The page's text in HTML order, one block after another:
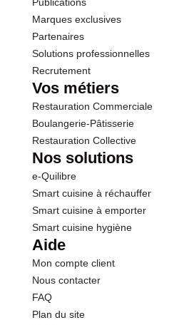
Marques exclusives
Partenaires
Solutions professionnelles
Recrutement
Vos métiers
Restauration Commerciale
Boulangerie-Pâtisserie
Restauration Collective
Nos solutions
e-Quilibre
Smart cuisine à réchauffer
Smart cuisine à emporter
Smart cuisine hygiène
Aide
Mon compte client
Nous contacter
FAQ
Plan du site